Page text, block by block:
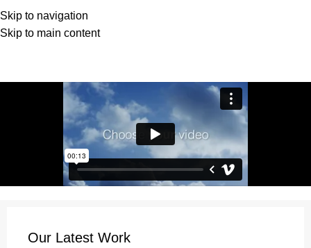
Skip to navigation
Skip to main content
Our Latest Work